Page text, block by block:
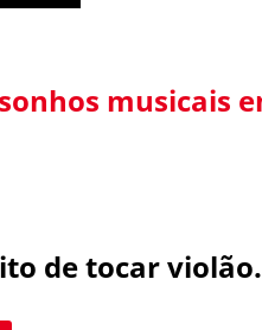
musicais
de tocar violão.